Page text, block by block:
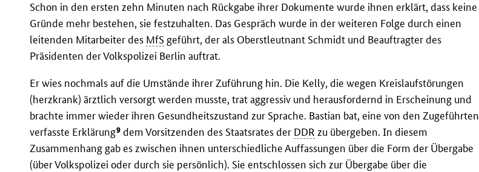
Schon in den ersten zehn Minuten nach Rückgabe ihrer Dokumente wurde ihnen erklärt, dass keine
Gründe mehr bestehen, sie festzuhalten. Das Gespräch wurde in der weiteren Folge durch einen
leitenden Mitarbeiter des MfS geführt, der als Oberstleutnant Schmidt und Beauftragter des
Präsidenten der Volkspolizei Berlin auftrat.
Er wies nochmals auf die Umstände ihrer Zuführung hin. Die Kelly, die wegen Kreislaufstörungen
(herzkrank) ärztlich versorgt werden musste, trat aggressiv und herausfordernd in Erscheinung und
brachte immer wieder ihren Gesundheitszustand zur Sprache. Bastian bat, eine von den Zugeführten
verfasste Erklärung9 dem Vorsitzenden des Staatsrates der DDR zu übergeben. In diesem
Zusammenhang gab es zwischen ihnen unterschiedliche Auffassungen über die Form der Übergabe
(über Volkspolizei oder durch sie persönlich). Sie entschlossen sich zur Übergabe über die